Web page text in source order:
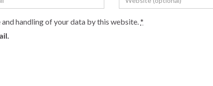
handling of your data by this website. *